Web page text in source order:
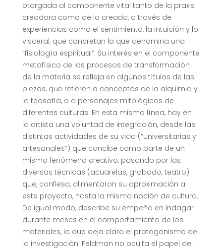
otorgada al componente vital tanto de la praxis
creadora como de lo creado, a través de
experiencias como el sentimiento, la intuición y lo
visceral, que concretan lo que denomina una
“fisiología espiritual”. Su interés en el componente
metafísico de los procesos de transformación
de la materia se refleja en algunos títulos de las
piezas, que refieren a conceptos de la alquimia y
la teosofía, o a personajes mitológicos de
diferentes culturas. En esta misma línea, hay en
la artista una voluntad de integración, desde las
distintas actividades de su vida (“universitarias y
artesanales”) que concibe como parte de un
mismo fenómeno creativo, pasando por las
diversas técnicas (acuarelas, grabado, teatro)
que, confiesa, alimentaron su aproximación a
este proyecto, hasta la misma noción de cultura.
De igual modo, describe su empeño en indagar
durante meses en el comportamiento de los
materiales, lo que deja claro el protagonismo de
la investigación. Feldman no oculta el papel del